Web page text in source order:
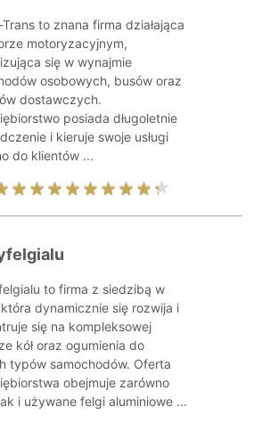
to znana firma działająca
motoryzacyjnym,
się w wynajmie
osobowych, busów oraz
dostawczych.
posiada długoletnie
i kieruje swoje usługi
do klientów ...
to firma z siedzibą w
dynamicznie się rozwija i
się na kompleksowej
kół oraz ogumienia do
typów samochodów. Oferta
obejmuje zarówno
i używane felgi aluminiowe ...